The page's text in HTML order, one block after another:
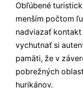
Obľúbené
menším počtom
nadviazať
vychutnať si
pamäti, že v
pobrežných
hurikánov.